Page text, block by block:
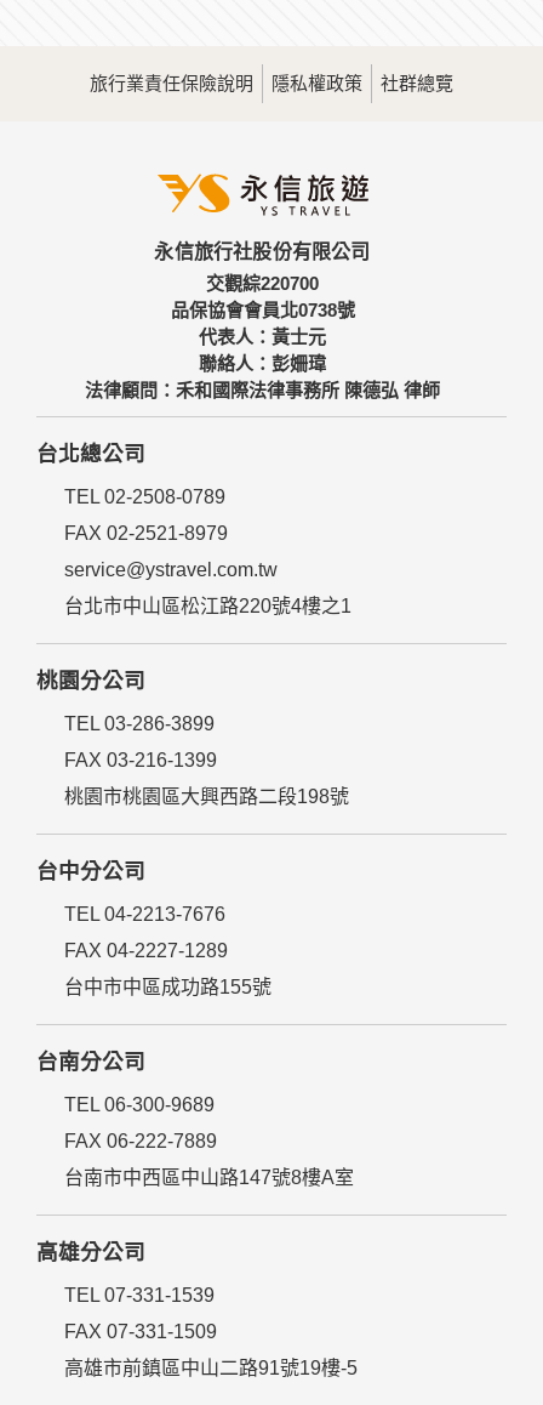
旅行業責任保險說明 隱私權政策 社群總覽
永信旅行社股份有限公司
交觀綜220700
品保協會會員北0738號
代表人：黃士元
聯絡人：彭姍瑋
法律顧問：禾和國際法律事務所 陳德弘 律師
台北總公司
TEL 02-2508-0789
FAX 02-2521-8979
service@ystravel.com.tw
台北市中山區松江路220號4樓之1
桃園分公司
TEL 03-286-3899
FAX 03-216-1399
桃園市桃園區大興西路二段198號
台中分公司
TEL 04-2213-7676
FAX 04-2227-1289
台中市中區成功路155號
台南分公司
TEL 06-300-9689
FAX 06-222-7889
台南市中西區中山路147號8樓A室
高雄分公司
TEL 07-331-1539
FAX 07-331-1509
高雄市前鎮區中山二路91號19樓-5